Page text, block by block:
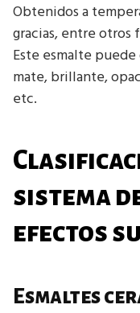
Obtenidos a
gracias, entre otros
Este esmalte
mate, brillante,
etc.
sistema
efectos
Esmaltes